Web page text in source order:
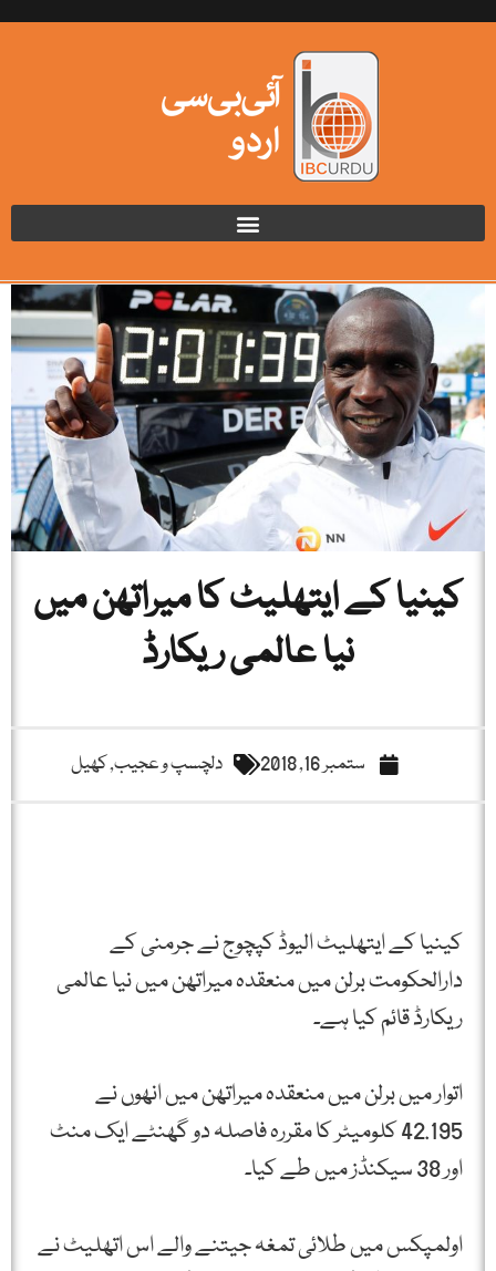
کینیا کے ایتھلیٹ کا میراتھن میں
نیا عالمی ریکارڈ
ستمبر 16, 2018 دلچسپ و عجیب,کھیل
کینیا کے ایتھلیٹ الیوڈ کپچوج نے جرمنی کے
دارالحکومت برلن میں منعقدہ میراتھن میں نیا عالمی
ریکارڈ قائم کیا ہے۔
اتوار میں برلن میں منعقدہ میراتھن میں انھوں نے
42.195 کلومیٹر کا مقررہ فاصلہ دو گھنٹے ایک منٹ
اور 38 سیکنڈز میں طے کیا۔
اولمپکس میں طلائی تمغہ جیتنے والے اس اتھلیٹ نے